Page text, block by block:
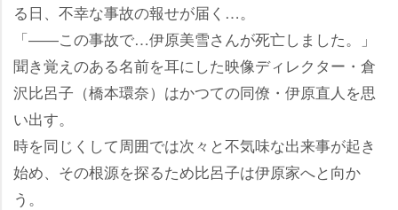
る日、不幸な事故の報せが届く…。
「――この事故で…伊原美雪さんが死亡しました。」
聞き覚えのある名前を耳にした映像ディレクター・倉
沢比呂子（橋本環奈）はかつての同僚・伊原直人を思
い出す。
時を同じくして周囲では次々と不気味な出来事が起き
始め、その根源を探るため比呂子は伊原家へと向か
う。